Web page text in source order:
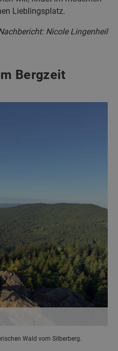
Lieblingsplatz.
Nicole Lingenheil
Bergzeit
Wald vom Silberberg.